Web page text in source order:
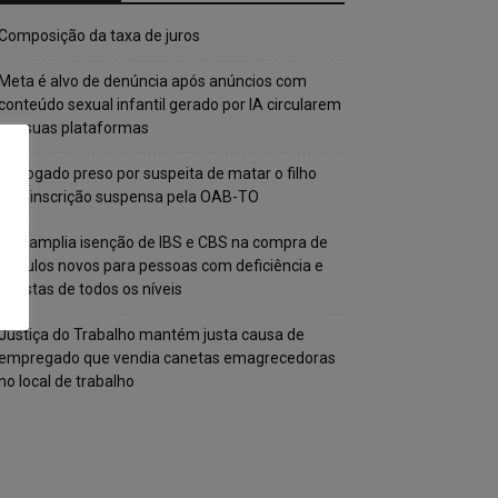
da taxa de juros
Meta é alvo de denúncia após anúncios com
conteúdo sexual infantil gerado por IA circularem
suas plataformas
Advogado preso por suspeita de matar o filho
tem inscrição suspensa pela OAB-TO
STF amplia isenção de IBS e CBS na compra de
veículos novos para pessoas com deficiência e
autistas de todos os níveis
do Trabalho mantém justa causa de
empregado que vendia canetas emagrecedoras
local de trabalho